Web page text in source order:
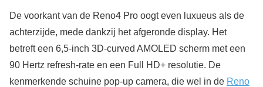
De voorkant van de Reno4 Pro oogt even luxueus als de
achterzijde, mede dankzij het afgeronde display. Het
betreft een 6,5-inch 3D-curved AMOLED scherm met een
90 Hertz refresh-rate en een Full HD+ resolutie. De
kenmerkende schuine pop-up camera, die wel in de Reno